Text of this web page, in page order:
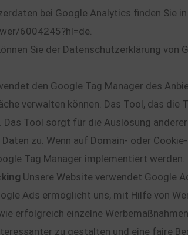
bei Google Analytics finden Sie
6004245?hl=de.
Sie der Datenschutzerklärung
den Google Tag Manager des
verwalten können. Das Tool, das
Das Tool sorgt für die Auslösung
zu. Wenn auf Domain- oder
Tag Manager implementiert werden.
Unsere Website verwendet Google
Ads ermöglicht uns, mit Hilfe von
erfolgreich einzelne
zu gestalten und eine faire